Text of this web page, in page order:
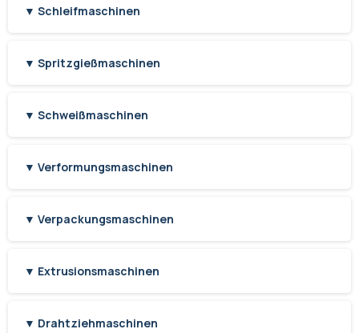
▼ Schleifmaschinen
▼ Spritzgießmaschinen
▼ Schweißmaschinen
▼ Verformungsmaschinen
▼ Verpackungsmaschinen
▼ Extrusionsmaschinen
▼ Drahtziehmaschinen